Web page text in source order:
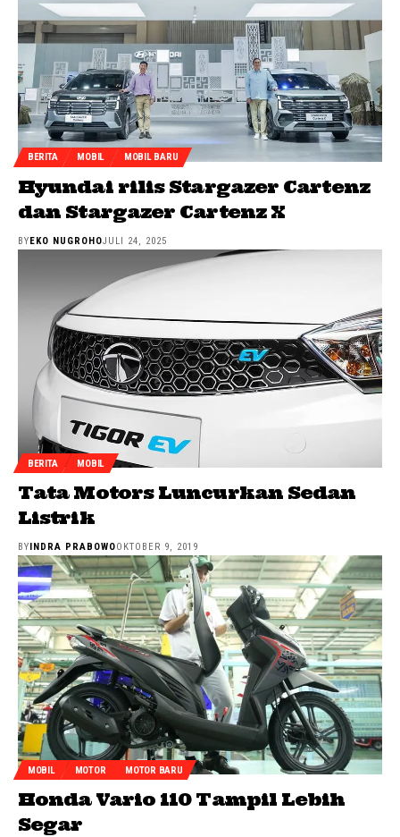
BERITA MOBIL MOBIL BARU
Hyundai rilis Stargazer Cartenz
dan Stargazer Cartenz X
BYEKO NUGROHOJULI 24, 2025
BERITA MOBIL
Tata Motors Luncurkan Sedan
Listrik
BY INDRA PRABOWOOKTOBER 9, 2019
MOBIL MOTOR MOTOR BARU
Honda Vario 110 Tampil Lebih
Segar